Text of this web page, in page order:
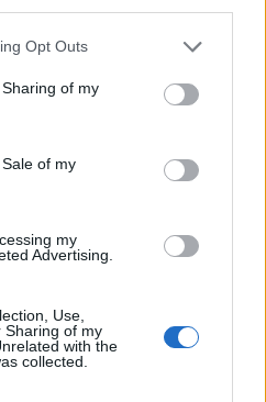
app uses one or more Google
behaviour. You may click to
and its third-party tags to
purposes in below Google
Opt Outs
of my
of my
my
Advertising.
Use,
Sharing of my
with the
collected.
a Tokaj-Hegyalja